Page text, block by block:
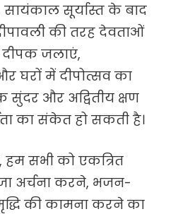
सायंकाल सूर्यास्त के बाद
की तरह देवताओं
दीपक जलाएं,
घरों में दीपोत्सव का
और अद्वितीय क्षण
का संकेत हो सकती है।
हम सभी को एकत्रित
अर्चना करने, भजन-
की कामना करने का